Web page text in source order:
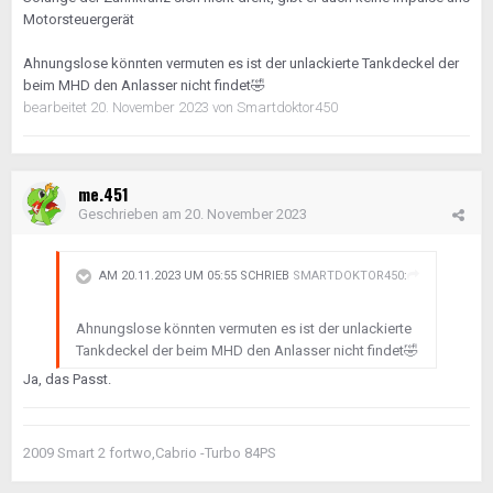
Motorsteuergerät
Ahnungslose könnten vermuten es ist der unlackierte Tankdeckel der
beim MHD den Anlasser nicht findet🤣
bearbeitet 20. November 2023 von Smartdoktor450
me.451
Geschrieben am 20. November 2023
AM 20.11.2023 UM 05:55 SCHRIEB SMARTDOKTOR450:
Ahnungslose könnten vermuten es ist der unlackierte
Tankdeckel der beim MHD den Anlasser nicht findet🤣
Ja, das Passt.
2009 Smart 2 fortwo,Cabrio -Turbo 84PS